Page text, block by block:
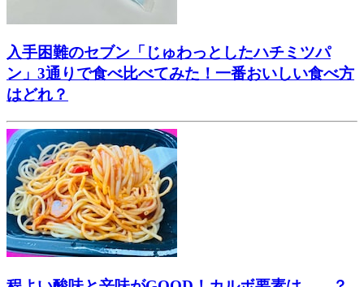
入手困難のセブン「じゅわっとしたハチミツパ
ン」3通りで食べ比べてみた！一番おいしい食べ方
はどれ？